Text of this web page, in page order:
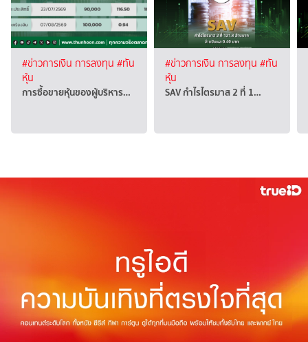
#ข่าวการเงิน การลงทุน #ทัน
หุ้น
การซื้อขายหุ้นของผู้บริหาร…
#ข่าวการเงิน การลงทุน #ทัน
หุ้น
SAV กำไรไตรมาส 2 ที่ 1…